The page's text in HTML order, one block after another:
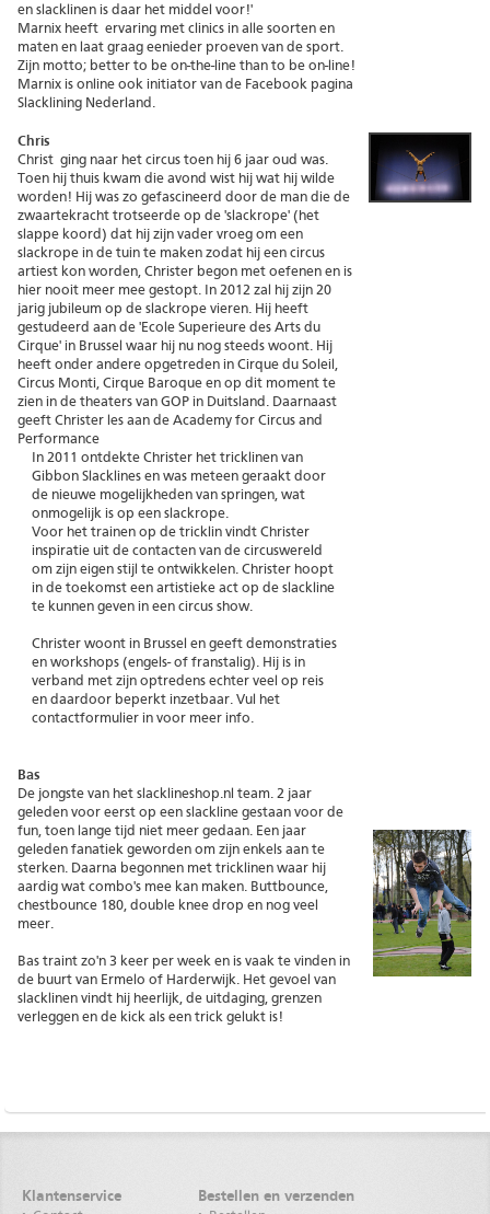
en slacklinen is daar het middel voor!'
Marnix heeft ervaring met clinics in alle soorten en
maten en laat graag eenieder proeven van de sport.
Zijn motto; better to be on-the-line than to be on-line!
Marnix is online ook initiator van de Facebook pagina
Slacklining Nederland .
Chris
Christ ging naar het circus toen hij 6 jaar oud was.
Toen hij thuis kwam die avond wist hij wat hij wilde
worden! Hij was zo gefascineerd door de man die de
zwaartekracht trotseerde op de 'slackrope' (het
slappe koord) dat hij zijn vader vroeg om een
slackrope in de tuin te maken zodat hij een circus
artiest kon worden, Christer begon met oefenen en is
hier nooit meer mee gestopt. In 2012 zal hij zijn 20
jarig jubileum op de slackrope vieren. Hij heeft
gestudeerd aan de 'Ecole Superieure des Arts du
Cirque' in Brussel waar hij nu nog steeds woont. Hij
heeft onder andere opgetreden in Cirque du Soleil,
Circus Monti, Cirque Baroque en op dit moment te
zien in de theaters vanGOP in Duitsland. Daarnaast
geeft Christer les aan deAcademy for Circus and
Performance
In 2011 ontdekte Christer het tricklinen van
Gibbon Slacklines en was meteen geraakt door
de nieuwe mogelijkheden van springen, wat
onmogelijk is op een slackrope.
Voor het trainen op de tricklin vindt Christer
inspiratie uit de contacten van de circuswereld
om zijn eigen stijl te ontwikkelen. Christer hoopt
in de toekomst een artistieke act op de slackline
te kunnen geven in een circus show.
Christer woont in Brussel en geeft demonstraties
en workshops (engels- of franstalig). Hij is in
verband met zijn optredens echter veel op reis
en daardoor beperkt inzetbaar. Vul het
contactformulier in voor meer info.
Bas
De jongste van het slacklineshop.nl team. 2 jaar
geleden voor eerst op een slackline gestaan voor de
fun, toen lange tijd niet meer gedaan. Een jaar
geleden fanatiek geworden om zijn enkels aan te
sterken. Daarna begonnen met tricklinen waar hij
aardig wat combo's mee kan maken. Buttbounce,
chestbounce 180, double knee drop en nog veel
meer.
Bas traint zo'n 3 keer per week en is vaak te vinden in
de buurt van Ermelo of Harderwijk. Het gevoel van
slacklinen vindt hij heerlijk, de uitdaging, grenzen
verleggen en de kick als een trick gelukt is!
Klantenservice Bestellen en verzenden